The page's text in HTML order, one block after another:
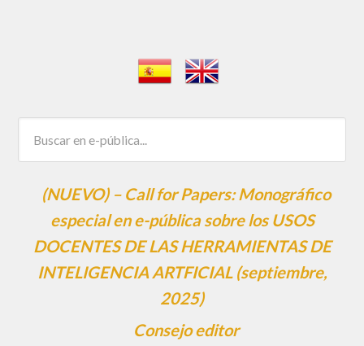
(NUEVO) – Call for Papers: Monográfico
especial en e-pública sobre los USOS
DOCENTES DE LAS HERRAMIENTAS DE
INTELIGENCIA ARTFICIAL (septiembre,
2025)
Consejo editor